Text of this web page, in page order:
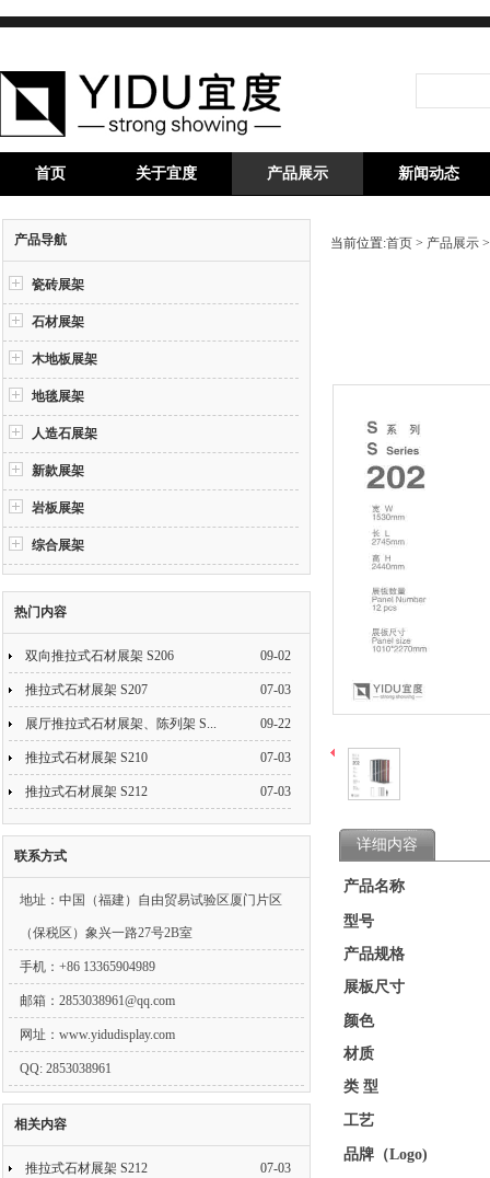
首页 关于宜度 产品展示 新闻动态
产品导航
瓷砖展架
石材展架
木地板展架
地毯展架
人造石展架
新款展架
岩板展架
综合展架
热门内容
双向推拉式石材展架 S206 09-02
推拉式石材展架 S207 07-03
展厅推拉式石材展架、陈列架 S... 09-22
推拉式石材展架 S210 07-03
推拉式石材展架 S212 07-03
联系方式
地址：中国（福建）自由贸易试验区厦门片区
（保税区）象兴一路27号2B室
手机：+86 13365904989
邮箱： 2853038961@qq.com
网址：www.yidudisplay.com
QQ: 2853038961
相关内容
推拉式石材展架 S212 07-03
当前位置:首页 > 产品展示
详细内容
产品名称
型号
产品规格
展板尺寸
颜色
材质
类 型
工艺
品牌（Logo)